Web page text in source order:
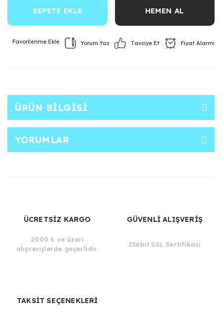
SEPETE EKLE HEMEN AL
Yorum Yaz Tavsiye Et Fiyat Alarmı
ÜRÜN BILGISI
YORUMLAR
ÜCRETSİZ KARGO
2000 ₺ ve üzeri
alışverişlerde geçerlidir.
GÜVENLİ ALIŞVERİŞ
256bit SSL Sertifikası
TAKSİT SEÇENEKLERİ